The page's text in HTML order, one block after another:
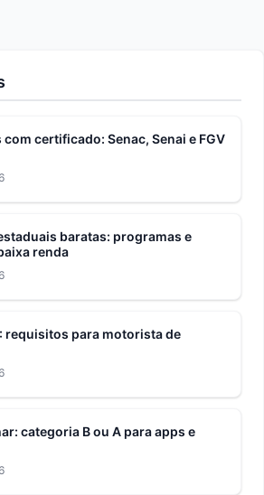
certificado: Senac, Senai e FGV
baratas: programas e
renda
requisitos para motorista de
categoria B ou A para apps e